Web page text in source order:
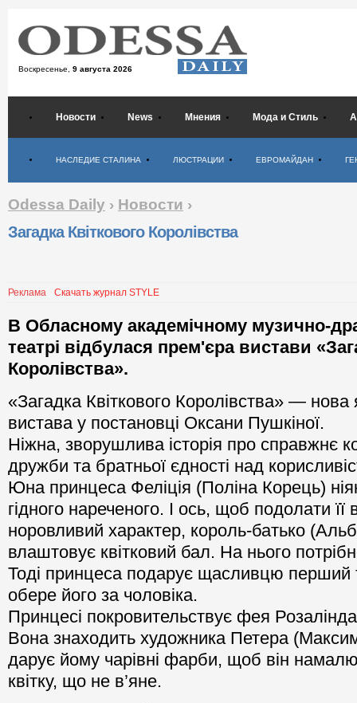
Воскресенье, 9 августа 2026
Новости News Мнения Мода и Стиль
НАСЛЕДИЕ СТАЛИНА ЛЮСТРАЦИИ ЕВРОМАЙДАН
Odessa Daily › Новости ›
Загадка Квіткового Королівства
Реклама Скачать журнал STYLE
В Обласному академічному музично-
театрі відбулася прем'єра вистави
Королівства».
«Загадка Квіткового Королівства» —
вистава у постановці Оксани Пушкіної.
Ніжна, зворушлива історія про справжнє
дружби та братньої єдності над
Юна принцеса Феліція (Поліна Корець)
гідного нареченого. І ось, щоб подолати її
норовливий характер, король-батько
влаштовує квітковий бал. На нього
Тоді принцеса подарує щасливцю перший
обере його за чоловіка.
Принцесі покровительствує фея
Вона знаходить художника Петера
дарує йому чарівні фарби, щоб він
квітку, що не в’яне.